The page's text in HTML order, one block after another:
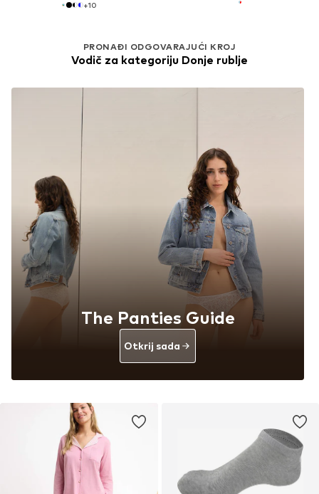
+10
PRONAĐI ODGOVARAJUĆI KROJ
Vodič za kategoriju Donje rublje
The Panties Guide
Otkrij sada